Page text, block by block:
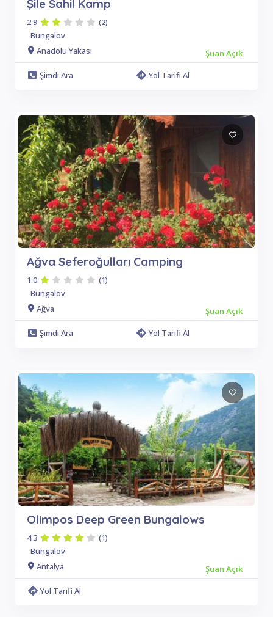
Şile Sahil Kamp
2.9
(2)
Bungalov
Anadolu Yakası
Şuan Açık
Şimdi Ara
Yol Tarifi Al
Ağva Seferoğulları Camping
1.0
(1)
Bungalov
Ağva
Şuan Açık
Şimdi Ara
Yol Tarifi Al
Olimpos Deep Green Bungalows
4.3
(1)
Bungalov
Antalya
Şuan Açık
Yol Tarifi Al